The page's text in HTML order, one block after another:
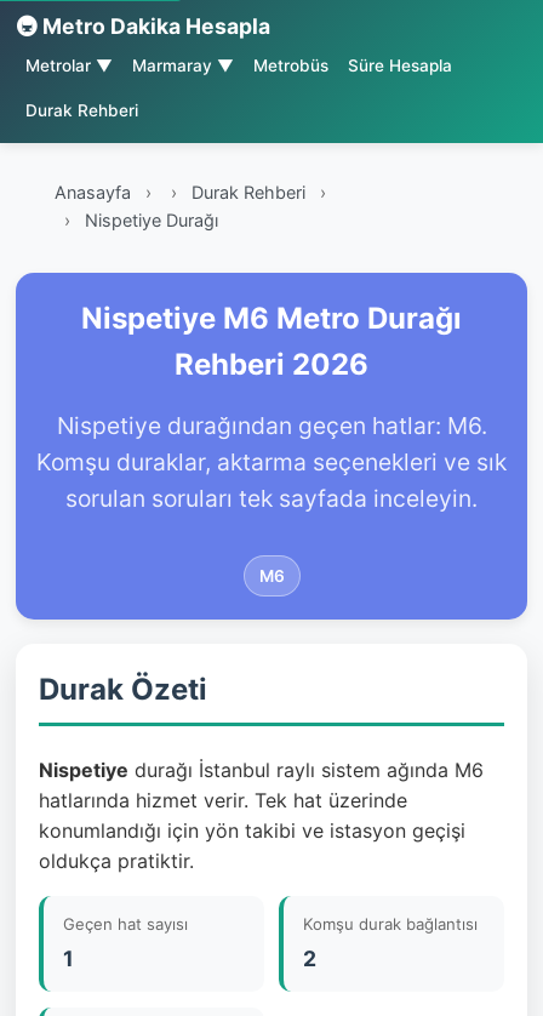
🚇 Metro Dakika Hesapla
Metrolar ▼ Marmaray ▼ Metrobüs Süre Hesapla
Durak Rehberi
Anasayfa › Durak Rehberi
›
Nispetiye Durağı
Nispetiye M6 Metro Durağı
Rehberi 2026
Nispetiye durağından geçen hatlar: M6.
Komşu duraklar, aktarma seçenekleri ve sık
sorulan soruları tek sayfada inceleyin.
M6
Durak Özeti
Nispetiye durağı İstanbul raylı sistem ağında M6
hatlarında hizmet verir. Tek hat üzerinde
konumlandığı için yön takibi ve istasyon geçişi
oldukça pratiktir.
Geçen hat sayısı
1
Komşu durak bağlantısı
2